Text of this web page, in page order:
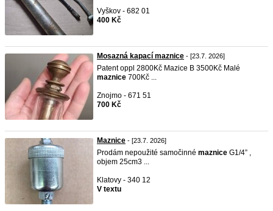
Vyškov - 682 01
400 Kč
Mosazná kapací maznice - [23.7. 2026]
Patent oppl 2800Kč Mazice B 3500Kč Malé
maznice 700Kč ...
Znojmo - 671 51
700 Kč
Maznice - [23.7. 2026]
Prodám nepoužité samočinné maznice G1/4” ,
objem 25cm3 ...
Klatovy - 340 12
V textu